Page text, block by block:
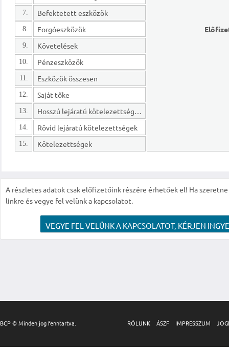
7. Befektetett eszközök
8. Forgóeszközök
9. Követelések
10. Pénzeszközök
11. Eszközök összesen
12. Saját tőke
13. Hosszú lejáratú kötelezettségek
14. Rövid lejáratú kötelezettségek
15. Kötelezettségek
A részletes adatok csak előfizetőink részére érhetőek el! Ha
linkre és vegye fel velünk a kapcsolatot.
VEGYE FEL VELÜNK A KAPCSOLATOT, KÉRJEN
BCP © Minden jog fenntartva. RÓLUNK ÁSZF IMPRESSZUM